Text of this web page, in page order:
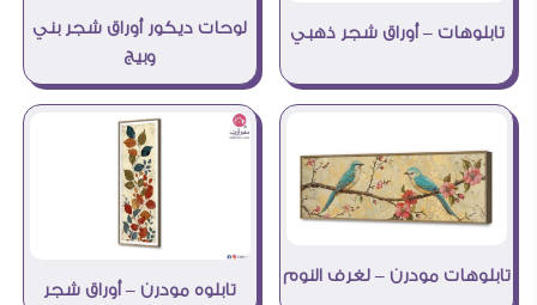
تابلوهات – أوراق شجر ذهبي
لوحات ديكور أوراق شجر بني
وبيج
تابلوهات مودرن – لغرف النوم
تابلوه مودرن – أوراق شجر